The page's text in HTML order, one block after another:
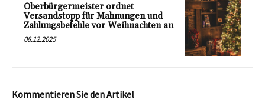
Oberbürgermeister ordnet
Versandstopp für Mahnungen und
Zahlungsbefehle vor Weihnachten an
08.12.2025
Kommentieren Sie den Artikel